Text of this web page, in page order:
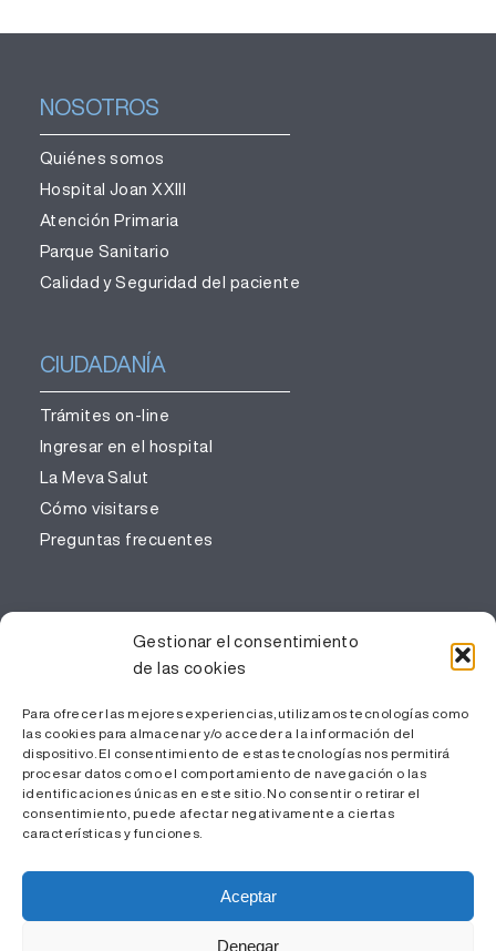
Gestionar el consentimiento
de las cookies
Para ofrecer las mejores experiencias, utilizamos tecnologías como
las cookies para almacenar y/o acceder a la información del
dispositivo. El consentimiento de estas tecnologías nos permitirá
procesar datos como el comportamiento de navegación o las
identificaciones únicas en este sitio. No consentir o retirar el
consentimiento, puede afectar negativamente a ciertas
características y funciones.
Aceptar
Denegar
NOSOTROS
Quiénes somos
Hospital Joan XXIII
Atención Primaria
Parque Sanitario
Calidad y Seguridad del paciente
CIUDADANÍA
Trámites on-line
Ingresar en el hospital
La Meva Salut
Cómo visitarse
Preguntas frecuentes
Gestión del conocimiento
Área Privada